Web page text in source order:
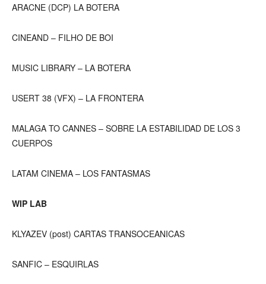
ARACNE (DCP) LA BOTERA
CINEAND – FILHO DE BOI
MUSIC LIBRARY – LA BOTERA
USERT 38 (VFX) – LA FRONTERA
MALAGA TO CANNES – SOBRE LA ESTABILIDAD DE LOS 3
CUERPOS
LATAM CINEMA – LOS FANTASMAS
WIP LAB
KLYAZEV (post) CARTAS TRANSOCEANICAS
SANFIC – ESQUIRLAS